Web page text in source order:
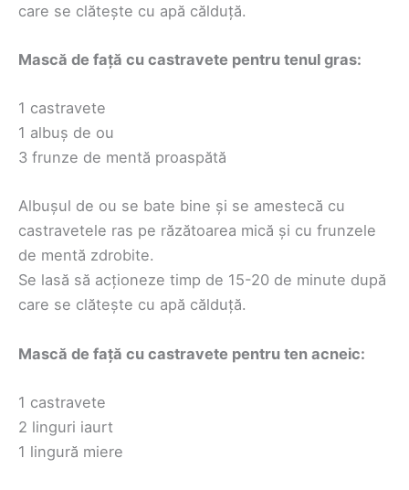
care se clătește cu apă călduță.
Mască de față cu castravete pentru tenul gras:
1 castravete
1 albuș de ou
3 frunze de mentă proaspătă
Albușul de ou se bate bine și se amestecă cu
castravetele ras pe răzătoarea mică și cu frunzele
de mentă zdrobite.
Se lasă să acționeze timp de 15-20 de minute după
care se clătește cu apă călduță.
Mască de față cu castravete pentru ten acneic:
1 castravete
2 linguri iaurt
1 lingură miere